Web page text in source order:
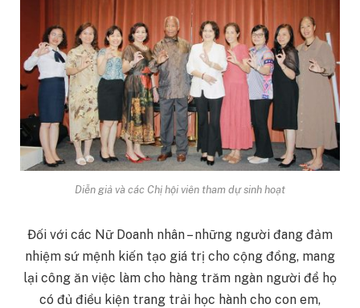
Diễn giả và các Chị hội viên tham dự sinh hoạt
Đối với các Nữ Doanh nhân – những người đang đảm
nhiệm sứ mệnh kiến tạo giá trị cho cộng đồng, mang
lại công ăn việc làm cho hàng trăm ngàn người để họ
có đủ điều kiện trang trải học hành cho con em,